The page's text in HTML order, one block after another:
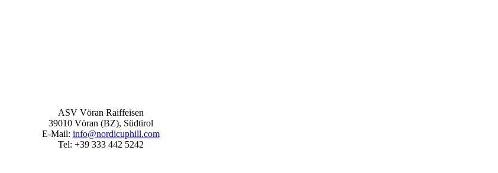
ASV Vöran Raiffeisen
39010 Vöran (BZ), Südtirol
E‑Mail: info@nordicuphill.com
Tel: +39 333 442 5242